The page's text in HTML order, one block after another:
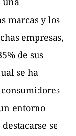
marcas y los
empresas,
de sus
se ha
entorno
se